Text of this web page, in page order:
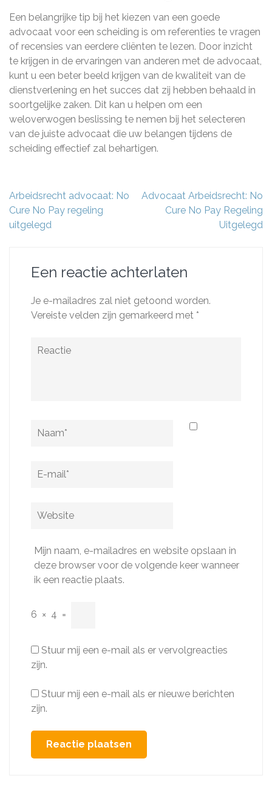
Een belangrijke tip bij het kiezen van een goede
advocaat voor een scheiding is om referenties te vragen
of recensies van eerdere cliënten te lezen. Door inzicht
te krijgen in de ervaringen van anderen met de advocaat,
kunt u een beter beeld krijgen van de kwaliteit van de
dienstverlening en het succes dat zij hebben behaald in
soortgelijke zaken. Dit kan u helpen om een
weloverwogen beslissing te nemen bij het selecteren
van de juiste advocaat die uw belangen tijdens de
scheiding effectief zal behartigen.
Berichtnavigatie
Arbeidsrecht advocaat: No
Cure No Pay regeling
uitgelegd
Advocaat Arbeidsrecht: No
Cure No Pay Regeling
Uitgelegd
Een reactie achterlaten
Je e-mailadres zal niet getoond worden.
Vereiste velden zijn gemarkeerd met *
Reactie
Naam
E-
Website
Mijn naam, e-mailadres en website opslaan in
deze browser voor de volgende keer wanneer
ik een reactie plaats.
6 × 4 =
Stuur mij een e-mail als er vervolgreacties
zijn.
Stuur mij een e-mail als er nieuwe berichten
zijn.